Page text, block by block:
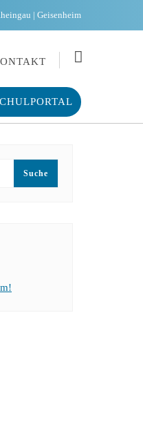
| Geisenheim